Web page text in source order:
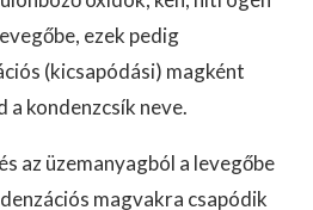
ezek pedig
(kicsapódási) magként
a kondenzcsík neve.
az üzemanyagból a levegőbe
magvakra csapódik